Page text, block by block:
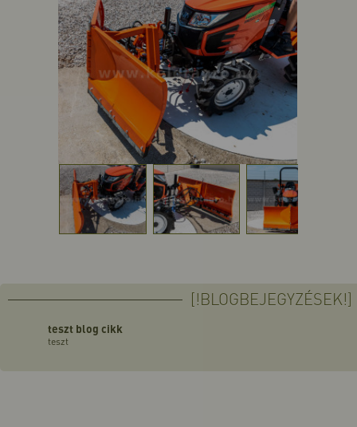
[!BLOGBEJEGYZÉSEK!]
teszt blog cikk
teszt